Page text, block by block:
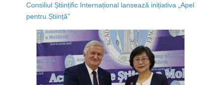
Consiliul Științific Internațional lansează inițiativa „Apel
pentru Știință”